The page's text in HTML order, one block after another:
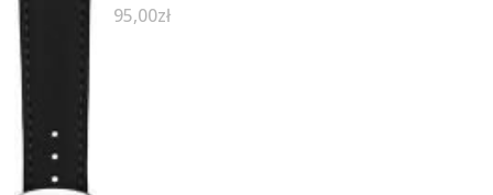
95,00zł